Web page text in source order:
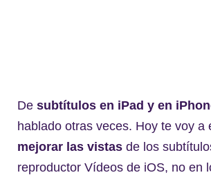
De subtítulos en iPad y en
hablado otras veces. Hoy te voy a
mejorar las vistas de los
reproductor Vídeos de iOS, no en